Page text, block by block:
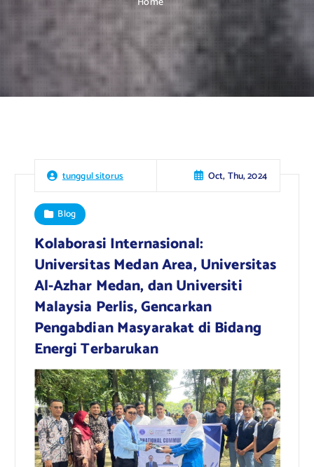
tunggul sitorus Oct, Thu, 2024
Blog
Kolaborasi Internasional:
Universitas Medan Area, Universitas
Al-Azhar Medan, dan Universiti
Malaysia Perlis, Gencarkan
Pengabdian Masyarakat di Bidang
Energi Terbarukan